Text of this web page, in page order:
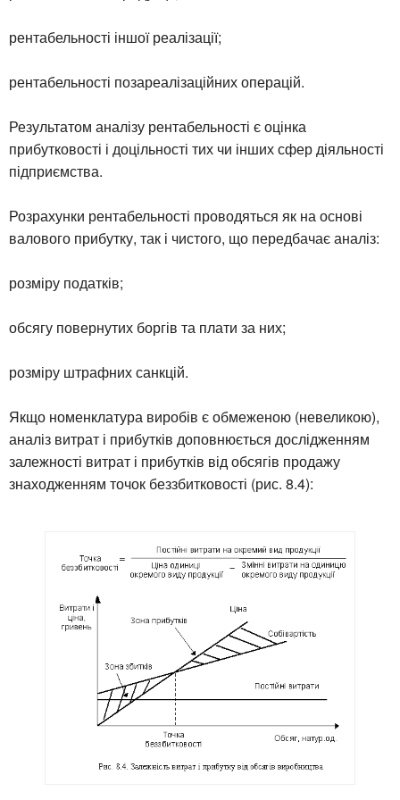
рентабельності іншої реалізації;
рентабельності позареалізаційних операцій.
Результатом аналізу рентабельності є оцінка
прибутковості і доцільності тих чи інших сфер діяльності
підприємства.
Розрахунки рентабельності проводяться як на основі
валового прибутку, так і чистого, що передбачає аналіз:
розміру податків;
обсягу повернутих боргів та плати за них;
розміру штрафних санкцій.
Якщо номенклатура виробів є обмеженою (невеликою),
аналіз витрат і прибутків доповнюється дослідженням
залежності витрат і прибутків від обсягів продажу
знаходженням точок беззбитковості (рис. 8.4):